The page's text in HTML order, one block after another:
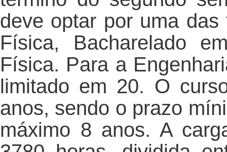
deve optar por uma
Física, Bacharelado
Física. Para a
limitado em 20. O
anos, sendo o prazo
máximo 8 anos. A